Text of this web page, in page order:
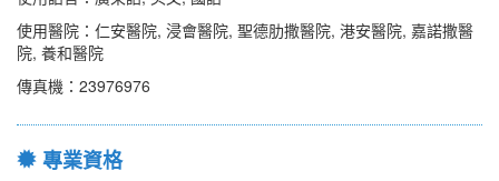
使用醫院：仁安醫院, 浸會醫院, 聖德肋撒醫院, 港安醫院, 嘉諾撒醫
院, 養和醫院
傳真機：23976976
專業資格